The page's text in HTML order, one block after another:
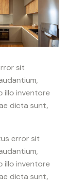
sit
illo inventore
dicta sunt,
error sit
illo inventore
dicta sunt,